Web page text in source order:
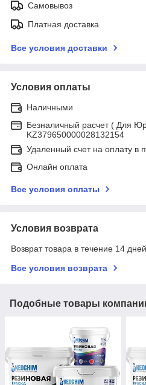
Самовывоз
Платная доставка
Все условия доставки
Условия оплаты
Наличными
Безналичный расчет ( Для
KZ379650000028132154
Удаленный счет на оплату в
Онлайн оплата
Все условия оплаты
Условия возврата
Возврат товара в течение 14
Все условия возврата
Подобные товары